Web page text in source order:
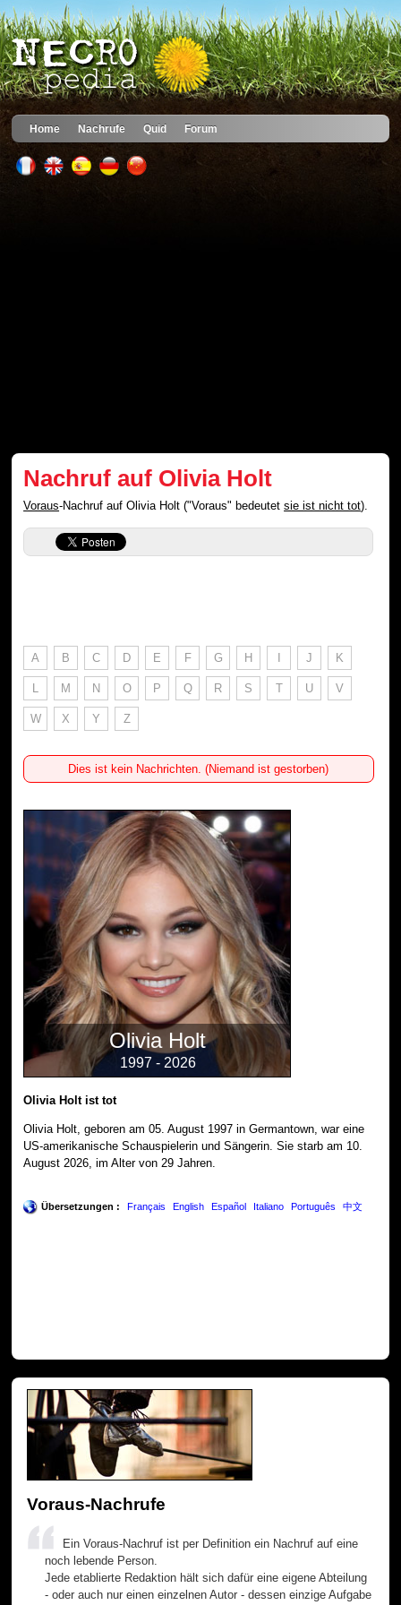
Home Nachrufe Quid Forum
Nachruf auf Olivia Holt
Voraus-Nachruf auf Olivia Holt ("Voraus" bedeutetsie ist nicht tot).
A B C D E F G H I J K
L M N O P Q R S T U V
W X Y Z
Dies ist kein Nachrichten. (Niemand ist gestorben)
Olivia Holt
1997 - 2026
Olivia Holt ist tot
Olivia Holt, geboren am 05. August 1997 in Germantown, war eine
US-amerikanische Schauspielerin und Sängerin. Sie starb am 10.
August 2026, im Alter von 29 Jahren.
Übersetzungen : Français English Español Italiano Português 中文
Voraus-Nachrufe
Ein Voraus-Nachruf ist per Definition ein Nachruf auf eine
noch lebende Person.
Jede etablierte Redaktion hält sich dafür eine eigene Abteilung
- oder auch nur einen einzelnen Autor - dessen einzige Aufgabe